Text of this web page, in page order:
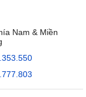
Nam & Miền